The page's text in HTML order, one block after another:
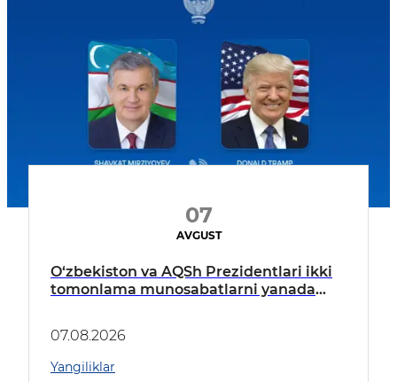
07
AVGUST
O‘zbekiston va AQSh Prezidentlari ikki
tomonlama munosabatlarni yanada
07.08.2026
Yangiliklar